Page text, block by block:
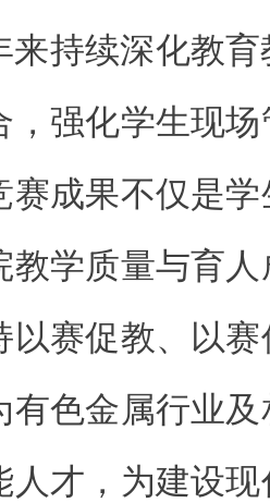
来持续深化教
，强化学生现
赛成果不仅是
教学质量与育
以赛促教、以
有色金属行业
人才，为建设